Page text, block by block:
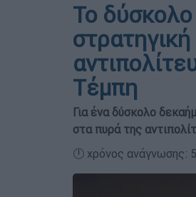
Το
Τέμπη
Για ένα δύσκολο
στα πυρά της
🕛 χρόνος ανάγνωσης: